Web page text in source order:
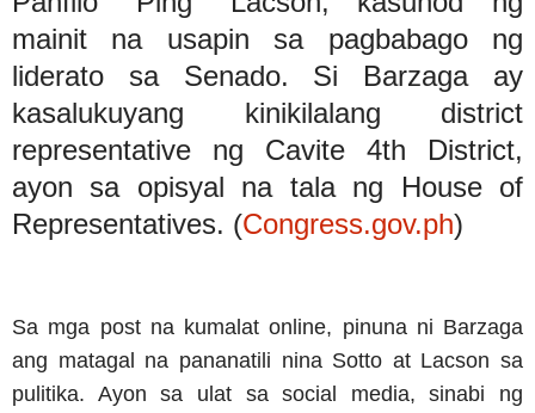
mainit na usapin sa pagbabago ng
liderato sa Senado. Si Barzaga ay
kasalukuyang kinikilalang district
representative ng Cavite 4th District,
ayon sa opisyal na tala ng House of
Representatives. (Congress.gov.ph)
Sa mga post na kumalat online, pinuna ni Barzaga
ang matagal na pananatili nina Sotto at Lacson sa
pulitika. Ayon sa ulat sa social media, sinabi ng